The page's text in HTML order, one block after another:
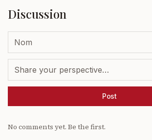
Discussion
Post
No comments yet. Be the first.